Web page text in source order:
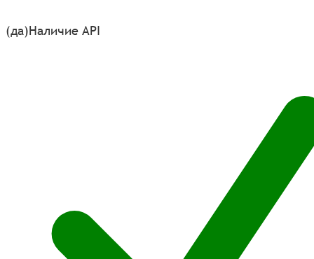
(да)Наличие API